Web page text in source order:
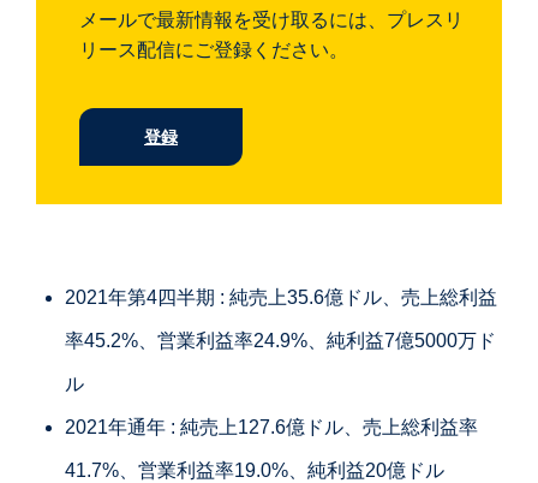
メールで最新情報を受け取るには、プレスリ
リース配信にご登録ください。
登録
2021年第4四半期 : 純売上35.6億ドル、売上総利益
率45.2%、営業利益率24.9%、純利益7億5000万ド
ル
2021年通年 : 純売上127.6億ドル、売上総利益率
41.7%、営業利益率19.0%、純利益20億ドル